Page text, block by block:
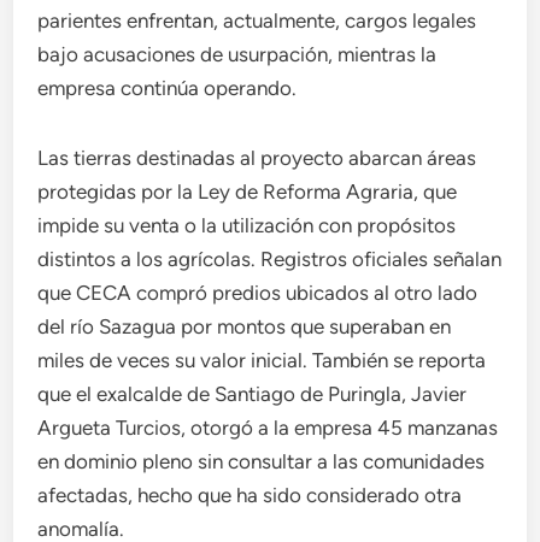
parientes enfrentan, actualmente, cargos legales
bajo acusaciones de usurpación, mientras la
empresa continúa operando.
Las tierras destinadas al proyecto abarcan áreas
protegidas por la Ley de Reforma Agraria, que
impide su venta o la utilización con propósitos
distintos a los agrícolas. Registros oficiales señalan
que CECA compró predios ubicados al otro lado
del río Sazagua por montos que superaban en
miles de veces su valor inicial. También se reporta
que el exalcalde de Santiago de Puringla, Javier
Argueta Turcios, otorgó a la empresa 45 manzanas
en dominio pleno sin consultar a las comunidades
afectadas, hecho que ha sido considerado otra
anomalía.